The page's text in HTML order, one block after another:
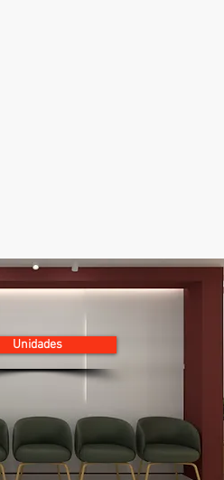
Unidades